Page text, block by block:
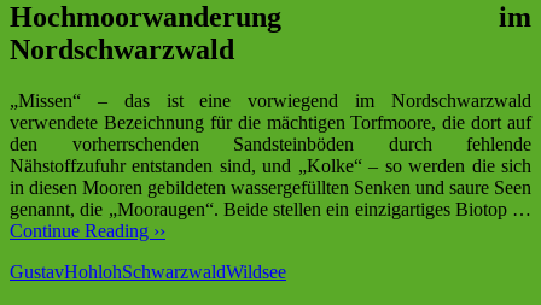
Hochmoorwanderung im
Nordschwarzwald
„Missen“ – das ist eine vorwiegend im Nordschwarzwald
verwendete Bezeichnung für die mächtigen Torfmoore, die dort auf
den vorherrschenden Sandsteinböden durch fehlende
Nähstoffzufuhr entstanden sind, und „Kolke“ – so werden die sich
in diesen Mooren gebildeten wassergefüllten Senken und saure Seen
genannt, die „Mooraugen“. Beide stellen ein einzigartiges Biotop …
Continue Reading ››
GustavHohlohSchwarzwaldWildsee